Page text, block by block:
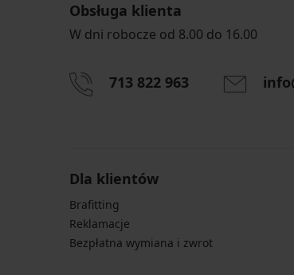
Obsługa klienta
W dni robocze od 8.00 do 16.00
713 822 963
Dla klientów
Brafitting
Reklamacje
Bezpłatna wymiana i zwrot